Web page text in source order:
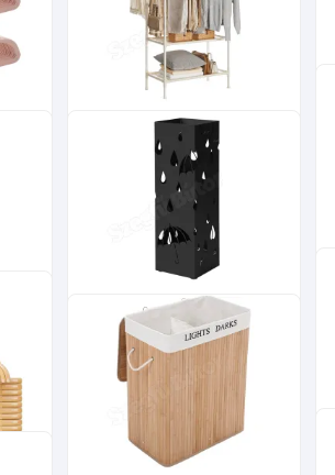
12 200
Ruhaállvány két akasztóval
és kétpolccal fehér
114x45x114cm
13 500
Ft
Esernyőtartó négyzet alakú,
akasztókkal, fekete
15x15x49cm
13 900